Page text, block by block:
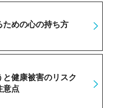
ための心の持ち方
健康被害のリスク
意点